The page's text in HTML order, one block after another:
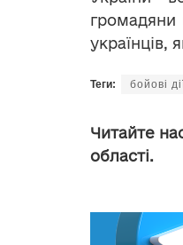
громадяни
українців,
Теги: бойові
Читайте
області.